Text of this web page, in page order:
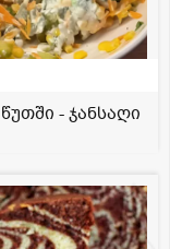
- ჯანსაღი